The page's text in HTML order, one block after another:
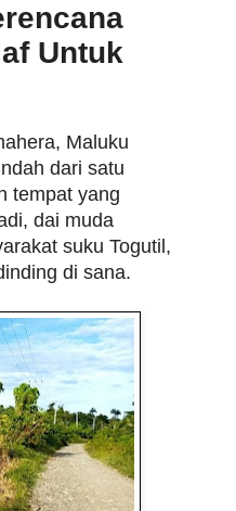
Untuk
Maluku
dari satu
tempat yang
dai muda
suku Togutil,
di sana.